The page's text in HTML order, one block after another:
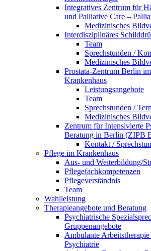
Integratives Zentrum für
und Palliative Care –
Medizinisches
Interdisziplinäres
Team
Sprechstunden /
Medizinisches
Prostata-Zentrum Berlin
Krankenhaus
Leistungsangebote
Team
Sprechstunden /
Medizinisches
Zentrum für Intensivierte
Beratung in Berlin (ZIPB
Kontakt /
Pflege im Krankenhaus
Aus- und Weiterbildung/
Pflegefachkompetenzen
Pflegeverständnis
Team
Wahlleistung
Therapieangebote und Beratung
Psychiatrische
Gruppenangebote
Ambulante
Psychiatrie